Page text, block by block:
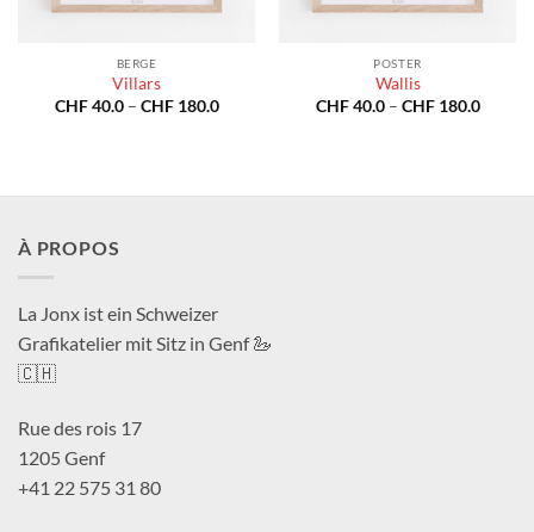
BERGE
Villars
CHF40.0 – CHF180.0Preisspanne:
POSTER
Wallis
CHF40.0 – CHF180.0
À PROPOS
La Jonx ist ein Schweizer
Grafikatelier mit Sitz in Genf 🦢
🇨🇭
Rue des rois 17
1205 Genf
+41 22 575 31 80